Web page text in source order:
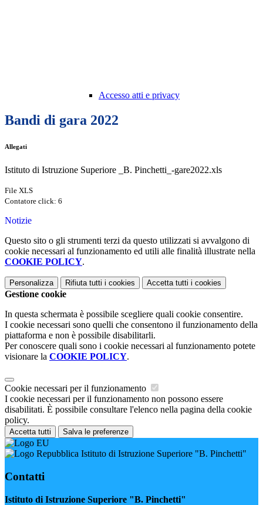
Accesso atti e privacy
Bandi di gara 2022
Allegati
Istituto di Istruzione Superiore _B. Pinchetti_-gare2022.xls
File XLS
Contatore click: 6
Notizie
Questo sito o gli strumenti terzi da questo utilizzati si avvalgono di
cookie necessari al funzionamento ed utili alle finalità illustrate nella
COOKIE POLICY.
Personalizza Rifiuta tutti i cookies Accetta tutti i cookies
Gestione cookie
In questa schermata è possibile scegliere quali cookie consentire.
I cookie necessari sono quelli che consentono il funzionamento della
piattaforma e non è possibile disabilitarli.
Per conoscere quali sono i cookie necessari al funzionamento potete
visionare la COOKIE POLICY.
Cookie necessari per il funzionamento
I cookie necessari per il funzionamento non possono essere
disabilitati. È possibile consultare l'elenco nella pagina della cookie
policy.
Accetta tutti Salva le preferenze
Istituto di Istruzione Superiore "B. Pinchetti"
Contatti
Istituto di Istruzione Superiore "B. Pinchetti"